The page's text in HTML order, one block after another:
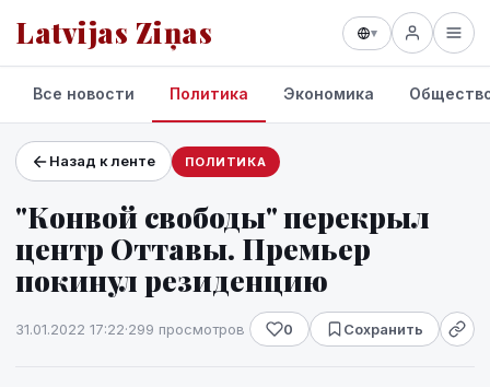
Latvijas Ziņas ▾
Проекты и сервисы
Прогноз погоды
Все новости Политика Экономика
Назад к ленте ПОЛИТИКА
"Конвой свободы" перекрыл
центр Оттавы. Премьер
покинул резиденцию
31.01.2022 17:22·299 просмотров 0 Сохранить